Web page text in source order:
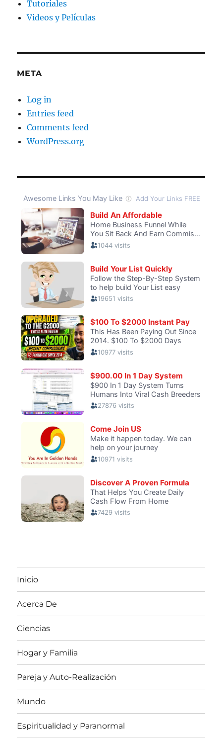
Tutoriales
Videos y Películas
META
Log in
Entries feed
Comments feed
WordPress.org
Inicio
Acerca De
Ciencias
Hogar y Familia
Pareja y Auto-Realización
Mundo
Espiritualidad y Paranormal